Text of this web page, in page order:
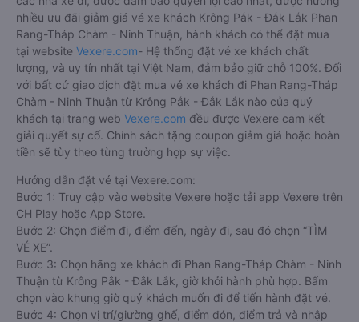
nhiều ưu đãi giảm giá vé xe khách Krông Pắk - Đắk Lắk Phan
Rang-Tháp Chàm - Ninh Thuận, hành khách có thể đặt mua
tại website Vexere.com- Hệ thống đặt vé xe khách chất
lượng, và uy tín nhất tại Việt Nam, đảm bảo giữ chỗ 100%. Đối
với bất cứ giao dịch đặt mua vé xe khách đi Phan Rang-Tháp
Chàm - Ninh Thuận từ Krông Pắk - Đắk Lắk nào của quý
khách tại trang web Vexere.com đều được Vexere cam kết
giải quyết sự cố. Chính sách tặng coupon giảm giá hoặc hoàn
tiền sẽ tùy theo từng trường hợp sự việc.
Hướng dẫn đặt vé tại Vexere.com:
Bước 1: Truy cập vào website Vexere hoặc tải app Vexere trên
CH Play hoặc App Store.
Bước 2: Chọn điểm đi, điểm đến, ngày đi, sau đó chọn “TÌM
VÉ XE”.
Bước 3: Chọn hãng xe khách đi Phan Rang-Tháp Chàm - Ninh
Thuận từ Krông Pắk - Đắk Lắk, giờ khởi hành phù hợp. Bấm
chọn vào khung giờ quý khách muốn đi để tiến hành đặt vé.
Bước 4: Chọn vị trí/giường ghế, điểm đón, điểm trả và nhập